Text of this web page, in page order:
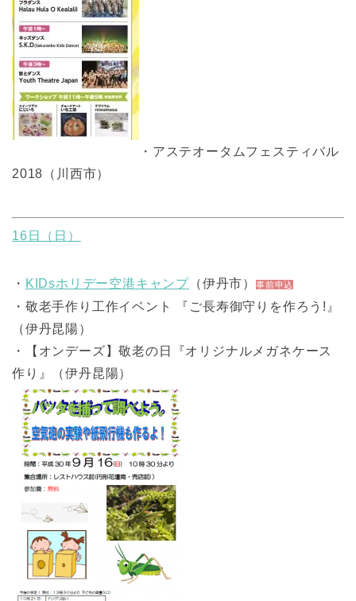
・アステオータムフェスティバル
2018（川西市）
16日（日）
・ KIDsホリデー空港キャンプ （伊丹市）事前申込
・敬老手作り工作イベント 『ご長寿御守りを作ろう!』
（伊丹昆陽）
・【オンデーズ】敬老の日『オリジナルメガネケース
作り』（伊丹昆陽）